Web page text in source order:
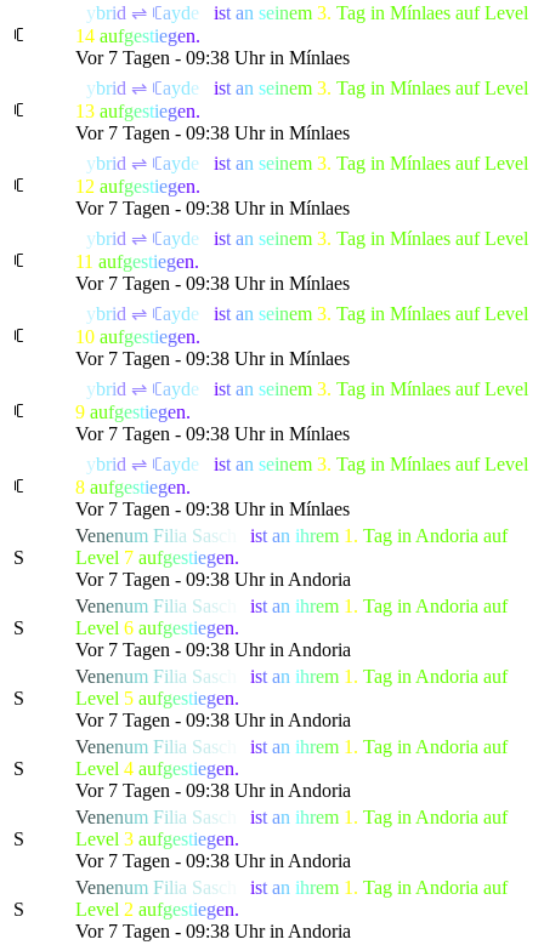
ꏸ
ybrid ⇌ ꏸayde ist an seinem 3. Tag in Mínlaes auf Level
14 aufgestiegen.
Vor 7 Tagen - 09:38 Uhr in Mínlaes
ꏸ
ybrid ⇌ ꏸayde ist an seinem 3. Tag in Mínlaes auf Level
13 aufgestiegen.
Vor 7 Tagen - 09:38 Uhr in Mínlaes
ꏸ
ybrid ⇌ ꏸayde ist an seinem 3. Tag in Mínlaes auf Level
12 aufgestiegen.
Vor 7 Tagen - 09:38 Uhr in Mínlaes
ꏸ
ybrid ⇌ ꏸayde ist an seinem 3. Tag in Mínlaes auf Level
11 aufgestiegen.
Vor 7 Tagen - 09:38 Uhr in Mínlaes
ꏸ
ybrid ⇌ ꏸayde ist an seinem 3. Tag in Mínlaes auf Level
10 aufgestiegen.
Vor 7 Tagen - 09:38 Uhr in Mínlaes
ꏸ
ybrid ⇌ ꏸayde ist an seinem 3. Tag in Mínlaes auf Level
9 aufgestiegen.
Vor 7 Tagen - 09:38 Uhr in Mínlaes
ꏸ
ybrid ⇌ ꏸayde ist an seinem 3. Tag in Mínlaes auf Level
8 aufgestiegen.
Vor 7 Tagen - 09:38 Uhr in Mínlaes
S
Venenum Filia Sasc ist an ihrem 1. Tag in Andoria auf
Level 7 aufgestiegen.
Vor 7 Tagen - 09:38 Uhr in Andoria
S
Venenum Filia Sasc ist an ihrem 1. Tag in Andoria auf
Level 6 aufgestiegen.
Vor 7 Tagen - 09:38 Uhr in Andoria
S
Venenum Filia Sasc ist an ihrem 1. Tag in Andoria auf
Level 5 aufgestiegen.
Vor 7 Tagen - 09:38 Uhr in Andoria
S
Venenum Filia Sasc ist an ihrem 1. Tag in Andoria auf
Level 4 aufgestiegen.
Vor 7 Tagen - 09:38 Uhr in Andoria
S
Venenum Filia Sasc ist an ihrem 1. Tag in Andoria auf
Level 3 aufgestiegen.
Vor 7 Tagen - 09:38 Uhr in Andoria
S
Venenum Filia Sasc ist an ihrem 1. Tag in Andoria auf
Level 2 aufgestiegen.
Vor 7 Tagen - 09:38 Uhr in Andoria